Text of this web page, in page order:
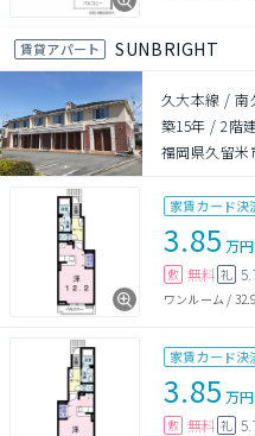
賃貸アパート SUNBRIGHT
久大本線 / 南
築15年 /2階
福岡県久留米
家賃カード決
3.85 万円
敷 無料 礼
ワンルーム /
家賃カード決
3.85 万円
敷 無料 礼